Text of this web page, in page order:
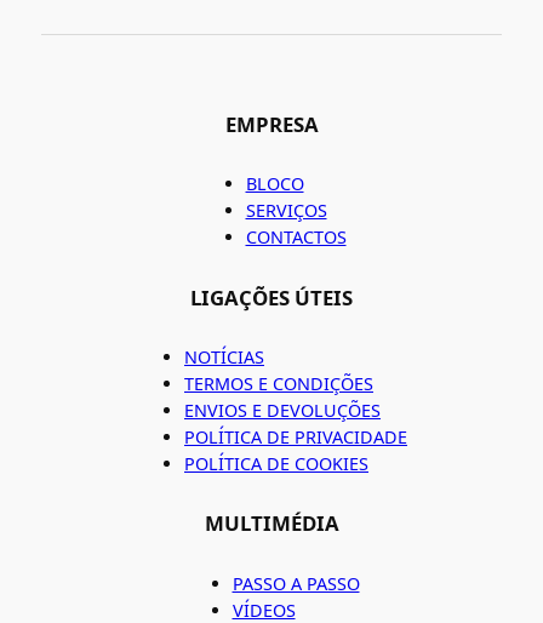
EMPRESA
BLOCO
SERVIÇOS
CONTACTOS
LIGAÇÕES ÚTEIS
NOTÍCIAS
TERMOS E CONDIÇÕES
ENVIOS E DEVOLUÇÕES
POLÍTICA DE PRIVACIDADE
POLÍTICA DE COOKIES
MULTIMÉDIA
PASSO A PASSO
VÍDEOS